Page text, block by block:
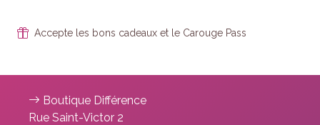
Accepte les bons cadeaux et le Carouge Pass
Boutique Différence
Rue Saint-Victor 2